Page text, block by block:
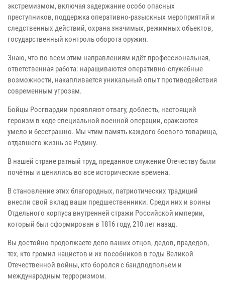
экстремизмом, включая задержание особо опасных
преступников, поддержка оперативно-разыскных мероприятий и
следственных действий, охрана значимых, режимных объектов,
государственный контроль оборота оружия.
Знаю, что по всем этим направлениям идёт профессиональная,
ответственная работа: наращиваются оперативно-служебные
возможности, накапливается уникальный опыт противодействия
современным угрозам.
Бойцы Росгвардии проявляют отвагу, доблесть, настоящий
героизм в ходе специальной военной операции, сражаются
умело и бесстрашно. Мы чтим память каждого боевого товарища,
отдавшего жизнь за Родину.
В нашей стране ратный труд, преданное служение Отечеству были
почётны и ценились во все исторические времена.
В становление этих благородных, патриотических традиций
внесли свой вклад ваши предшественники. Среди них и воины
Отдельного корпуса внутренней стражи Российской империи,
который был сформирован в 1816 году, 210 лет назад.
Вы достойно продолжаете дело ваших отцов, дедов, прадедов,
тех, кто громил нацистов и их пособников в годы Великой
Отечественной войны, кто боролся с бандподпольем и
международным терроризмом.